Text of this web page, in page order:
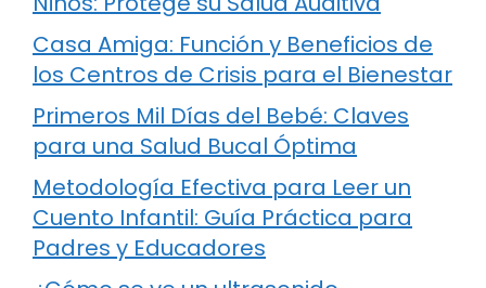
Casa Amiga: Función y Beneficios de
los Centros de Crisis para el Bienestar
Primeros Mil Días del Bebé: Claves
para una Salud Bucal Óptima
Metodología Efectiva para Leer un
Cuento Infantil: Guía Práctica para
Padres y Educadores